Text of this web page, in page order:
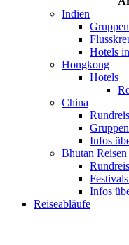
Indien
Hotels
Hongkong
Hotels
China
Infos
Bhutan Reisen
Infos
Reiseabläufe